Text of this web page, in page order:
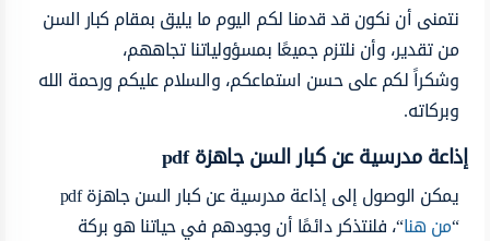
نتمنى أن نكون قد قدمنا لكم اليوم ما يليق بمقام كبار السن
من تقدير، وأن نلتزم جميعًا بمسؤولياتنا تجاههم،
وشكراً لكم على حسن استماعكم، والسلام عليكم ورحمة الله
وبركاته.
إذاعة مدرسية عن كبار السن جاهزة pdf
يمكن الوصول إلى إذاعة مدرسية عن كبار السن جاهزة pdf
“من هنا“، فلنتذكر دائمًا أن وجودهم في حياتنا هو بركة